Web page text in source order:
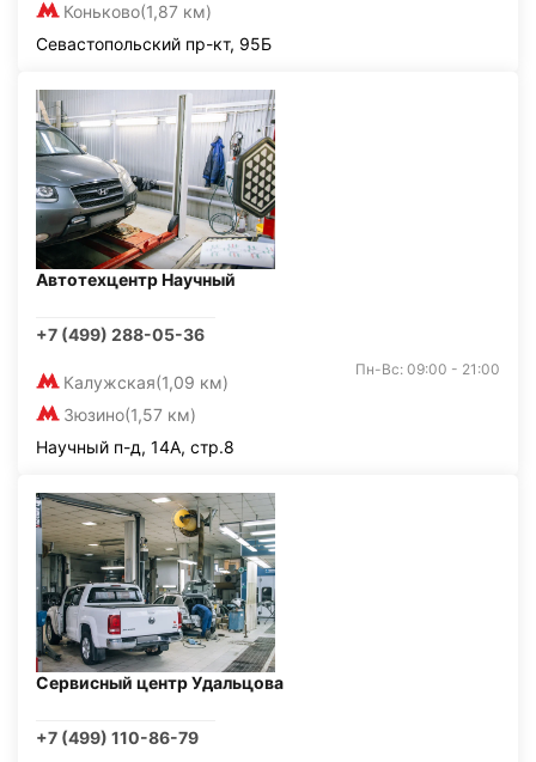
Коньково(1,87 км)
Севастопольский пр-кт, 95Б
Автотехцентр Научный
+7 (499) 288-05-36
Калужская(1,09 км)
Зюзино(1,57 км)
Пн-Вс: 09:00 - 21:00
Научный п-д, 14А, стр.8
Сервисный центр Удальцова
+7 (499) 110-86-79